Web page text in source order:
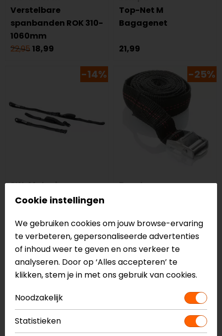
Verstelbare
spanbanden ROK 310-
1060mm
22,9518,99
Top-Net M
Bagagenet
21,99
-14%
SW-Motech
ROK Straps 45-140 cm
spanbanden
28,9524,99
-25%
Booster
3,95 2,95
-17%
Cookie instellingen
We gebruiken cookies om jouw browse-ervaring
te verbeteren, gepersonaliseerde advertenties
of inhoud weer te geven en ons verkeer te
analyseren. Door op ‘Alles accepteren’ te
klikken, stem je in met ons gebruik van cookies.
Noodzakelijk
Statistieken